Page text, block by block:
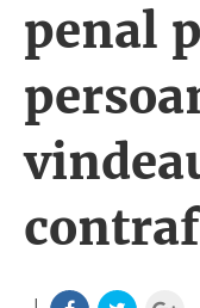
penal